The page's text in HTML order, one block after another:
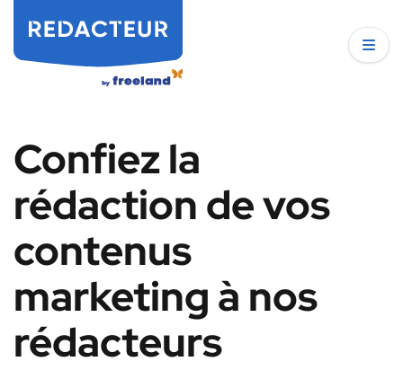
Confiez la
rédaction de vos
contenus
marketing à nos
rédacteurs